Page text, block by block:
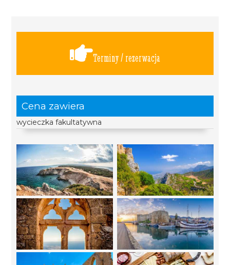
Terminy / rezerwacja
Cena zawiera
wycieczka fakultatywna